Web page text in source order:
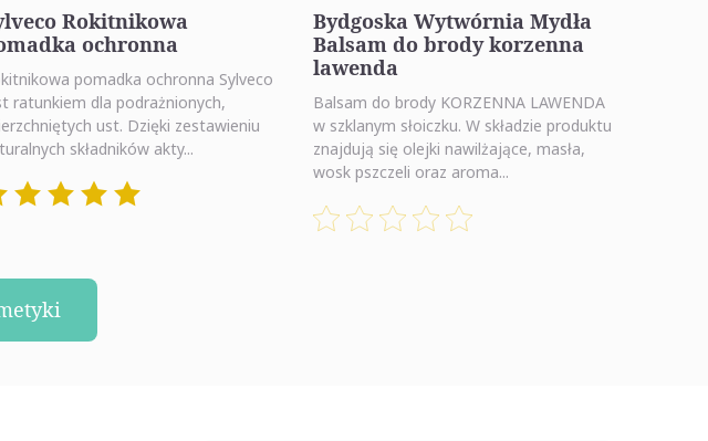
Rokitnikowa
ochronna
pomadka ochronna Sylveco
ratunkiem dla podrażnionych,
ust. Dzięki zestawieniu
składników akty...
Bydgoska Wytwórnia Mydła
Balsam do brody korzenna
lawenda
Balsam do brody KORZENNA LAWENDA
w szklanym słoiczku. W składzie produktu
znajdują się olejki nawilżające, masła,
wosk pszczeli oraz aroma...